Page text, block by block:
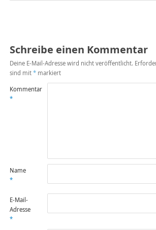
Schreibe einen Kommentar
Deine E-Mail-Adresse wird nicht veröffentlicht.
sind mit *markiert
Kommentar
*
Name
*
E-Mail-
Adresse
*